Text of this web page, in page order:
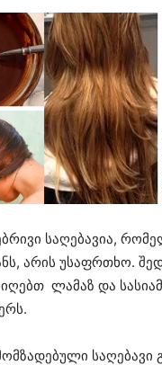
საღებავია,
არის უსაფრთხო.
ლამაზ და
საღებავი